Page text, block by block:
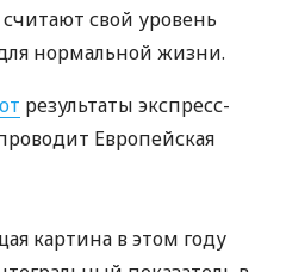
считают свой уровень
нормальной жизни.
результаты экспресс-
Европейская
картина в этом году